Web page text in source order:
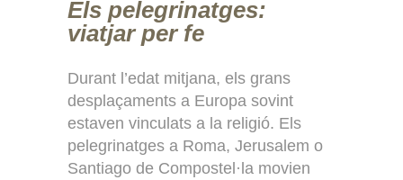
Els pelegrinatges:
viatjar per fe
Durant l’edat mitjana, els grans
desplaçaments a Europa sovint
estaven vinculats a la religió. Els
pelegrinatges a Roma, Jerusalem o
Santiago de Compostel·la movien